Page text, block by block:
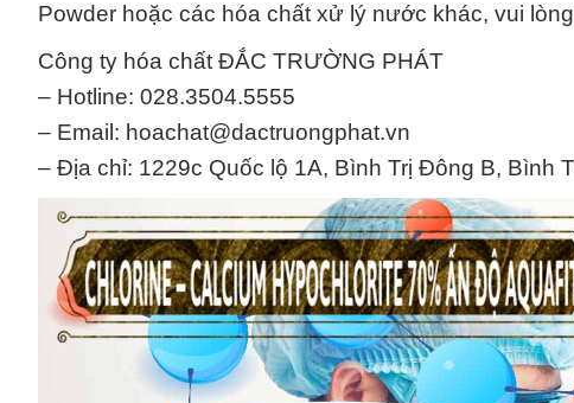
Powder hoặc các hóa chất xử lý nước khác, vui
Công ty hóa chất ĐẮC TRƯỜNG PHÁT
– Hotline: 028.3504.5555
– Email: hoachat@dactruongphat.vn
– Địa chỉ: 1229c Quốc lộ 1A, Bình Trị Đông B, Bình